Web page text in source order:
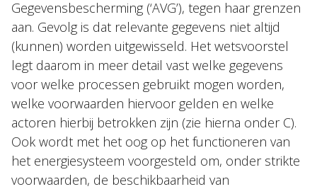
Gegevensbescherming (‘AVG’), tegen haar grenzen
aan. Gevolg is dat relevante gegevens niet altijd
(kunnen) worden uitgewisseld. Het wetsvoorstel
legt daarom in meer detail vast welke gegevens
voor welke processen gebruikt mogen worden,
welke voorwaarden hiervoor gelden en welke
actoren hierbij betrokken zijn (zie hierna onder C).
Ook wordt met het oog op het functioneren van
het energiesysteem voorgesteld om, onder strikte
voorwaarden, de beschikbaarheid van